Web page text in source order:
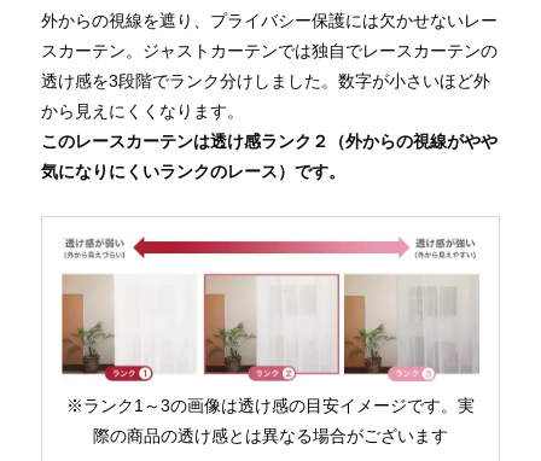
外からの視線を遮り、プライバシー保護には欠かせないレー
スカーテン。ジャストカーテンでは独自でレースカーテンの
透け感を3段階でランク分けしました。数字が小さいほど外
から見えにくくなります。
このレースカーテンは透け感ランク２（外からの視線がやや
気になりにくいランクのレース）です。
※ランク1～3の画像は透け感の目安イメージです。実
際の商品の透け感とは異なる場合がございます